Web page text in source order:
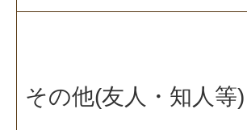
その他(友人・知人等)